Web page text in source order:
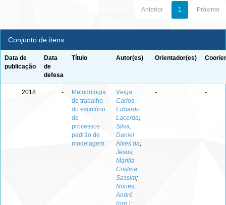
Anterior 1 Próximo
Conjunto de itens:
Data de
publicação
Data
de
defesa
Título Autor(es) Orientador(es)
2018 -
Metodologia
de trabalho
do escritório
de
processos :
padrão de
modelagem
Veiga,
Carlos
Eduardo
Lacerda;
Silva,
Daniel
Alves da;
Jesus,
Marilia
Cristina
Sassim;
Nunes,
André
(org.);
- -